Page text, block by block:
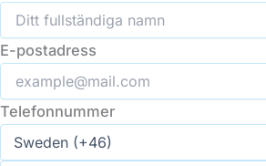
E-postadress
Telefonnummer